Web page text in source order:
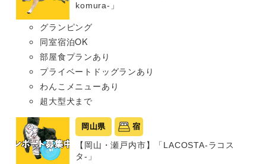
komura-」
グランピング
同室宿泊OK
部屋食プランあり
プライベートドッグランあり
わんこメニューあり
超大型犬まで
岡山県 宿
【岡山・瀬戸内市】「LACOSTA-ラコス
タ-」